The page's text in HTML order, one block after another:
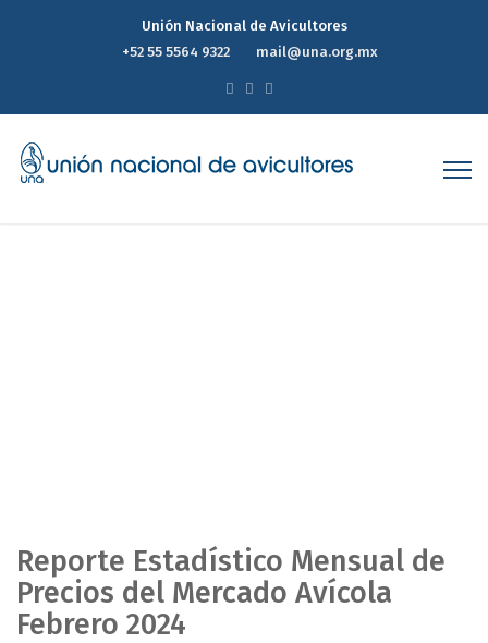
Unión Nacional de Avicultores
+52 55 5564 9322
mail@una.org.mx
Reporte Estadístico Mensual de
Precios del Mercado Avícola
Febrero 2024